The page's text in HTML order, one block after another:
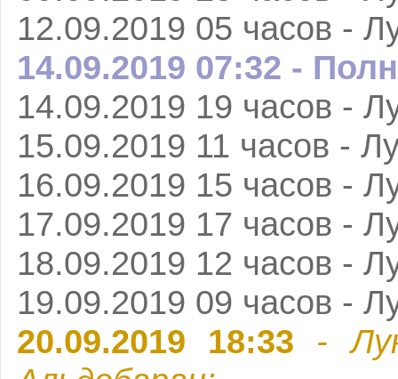
12.09.2019 05 часов -
14.09.2019 07:32 -
14.09.2019 19 часов -
15.09.2019 11 часов -
16.09.2019 15 часов -
17.09.2019 17 часов -
18.09.2019 12 часов -
19.09.2019 09 часов -
20.09.2019 18:33 -